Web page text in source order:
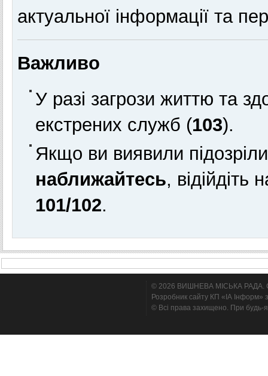
актуальної інформації та
Важливо
У разі загрози життю та
екстрених служб (103).
Якщо ви виявили
наближайтесь, відійдіть
101/102.
© 2026 ВИШНЕВА МІСЬКА РАДА.
Розробник сайту КП «ІА Інформ»
© Всі права захищено. При будь-